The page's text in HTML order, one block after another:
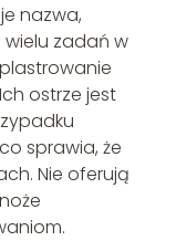
nazwa,
zadań w
ostrze jest
sprawia, że
Nie oferują